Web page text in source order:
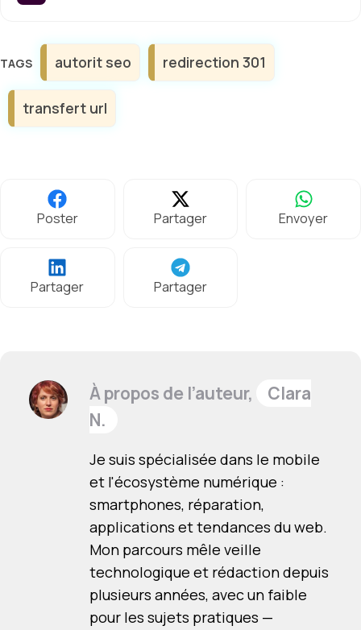
Étiquettes
autorit seo redirection 301
transfert url
Poster Partager Envoyer
Partager Partager
À propos de l’auteur,
Clara
N.
Je suis spécialisée dans le mobile
et l'écosystème numérique :
smartphones, réparation,
applications et tendances du web.
Mon parcours mêle veille
technologique et rédaction depuis
plusieurs années, avec un faible
pour les sujets pratiques —